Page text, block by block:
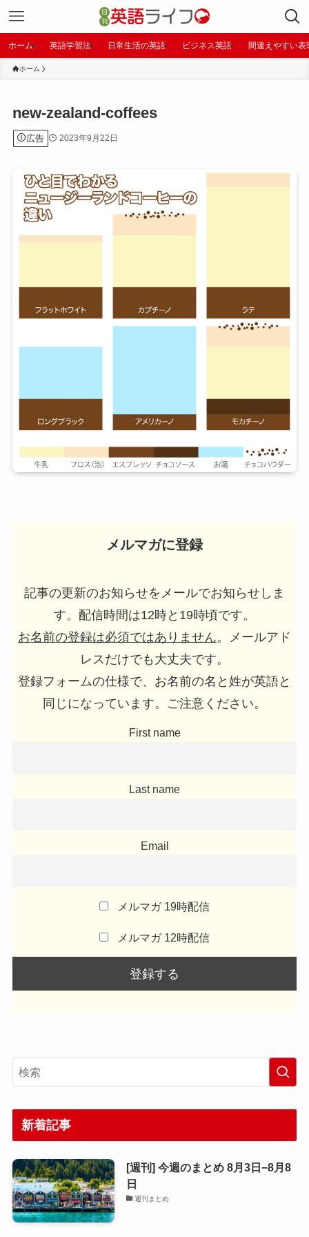
ホーム 英語学習法 日常生活の英語 ビジネス英語 間違えやすい表
ホーム
new-zealand-coffees
広告 2023年9月22日
メルマガに登録
記事の更新のお知らせをメールでお知らせしま
す。配信時間は12時と19時頃です。
お名前の登録は必須ではありません。メールアド
レスだけでも大丈夫です。
登録フォームの仕様で、お名前の名と姓が英語と
同じになっています。ご注意ください。
First name
Last name
Email
メルマガ 19時配信
メルマガ 12時配信
新着記事
[週刊] 今週のまとめ 8月3日−8月8
日
週刊まとめ